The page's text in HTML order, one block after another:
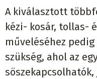
A kiválasztott
kézi- kosár, tollas-
műveléséhez
szükség, ahol az